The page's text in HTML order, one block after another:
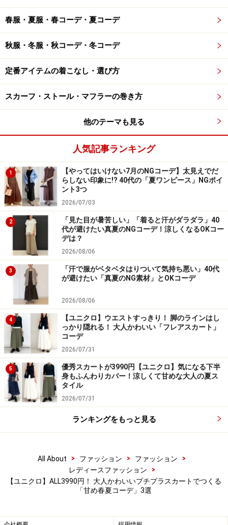
ユニクロ シアサッカーボリュームスカート 3990円（税
込）
「シアサッカーボリュームスカート」（税込3990円）で
す。無地の「シアサッカーボリュームスカート」と同じ
軽やかで、ガーリーな雰囲気で着られます。
こちらも同じ柄のトップスである「シアサッカーブラウ
ス／ギンガム／半袖」が、セットアップとして着用可能
です。
柄物のワンピースは、印象を変えた着まわしが難しいも
の。でもこのアイテムなら、セットでワンピース風に着
たり、それぞれ単体で着たりといろいろなアレンジがで
きます。幅広く着まわせるうえに軽いので、旅行などに
持って行くのにもいいですね！
細かいギンガム柄なら子どもっぽくならずに着られます 出
典：StyleHint
カラバリは、ブラックとブルーの2色。ボトムスにボリ
ュームがあるため、トップスはスカートの色と合ったコ
ンパクトな形のものを選ぶとバランスも◎。
3. 小花柄がロマンティック！「コットンコ
クーンスカート」
ユニクロ コットンコクーンスカート 3990円（税込）
「コットンコクーンスカート」（税込3990円）は全体が
春服・夏服・春コーデ・夏コーデ
秋服・冬服・秋コーデ・冬コーデ
定番アイテムの着こなし・選び方
スカーフ・ストール・マフラーの巻き方
他のテーマも見る
人気記事ランキング
1
【やってはいけない7月のNGコーデ】太見えでだ
らしない印象に!? 40代の「夏ワンピース」NGポイ
ント3つ
2026/07/03
2
「見た目が暑苦しい」「着ると汗がダラダラ」40
代が避けたい真夏のNGコーデ！涼しくなるOKコー
デは？
2026/08/06
3
「汗で服がベタベタはりついて気持ち悪い」40代
が避けたい「真夏のNG素材」とOKコーデ
2026/08/06
4
【ユニクロ】ウエストすっきり！ 脚のラインはし
っかり隠れる！ 大人かわいい「フレアスカート」
コーデ
2026/07/31
5
優秀スカートが3990円【ユニクロ】気になる下半
身もふんわりカバー！涼しくて甘めな大人の夏ス
タイル
2026/07/31
ランキングをもっと見る
All About > ファッション > ファッション
>
レディースファッション
>
【ユニクロ】ALL3990円！ 大人かわいいプチプラスカートでつくる
「甘め春夏コーデ」3選